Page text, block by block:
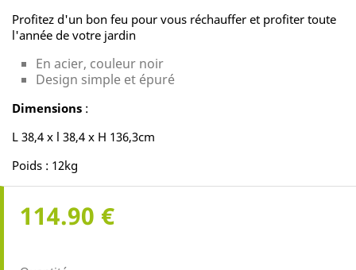
Profitez d'un bon feu pour vous réchauffer et profiter toute
l'année de votre jardin
En acier, couleur noir
Design simple et épuré
Dimensions :
L 38,4 x l 38,4 x H 136,3cm
Poids : 12kg
114.90 €